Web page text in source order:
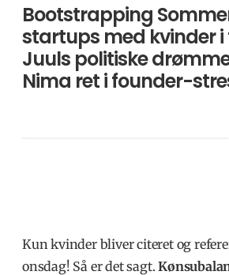
Bootstrapping
startups med kvinder
Juuls politiske
Nima ret i founder-
Kun kvinder bliver citeret og
onsdag! Så er det sagt.